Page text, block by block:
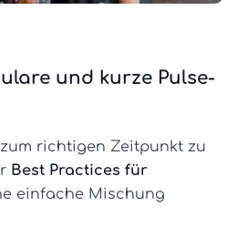
und kurze Pulse-
richtigen Zeitpunkt zu
Best Practices für
einfache Mischung